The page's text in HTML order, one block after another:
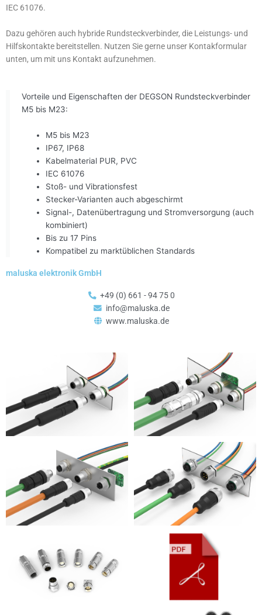
IEC 61076.
Dazu gehören auch hybride Rundsteckverbinder, die Leistungs- und
Hilfskontakte bereitstellen. Nutzen Sie gerne unser Kontakformular
unten, um mit uns Kontakt aufzunehmen.
Vorteile und Eigenschaften der DEGSON Rundsteckverbinder
M5 bis M23:
M5 bis M23
IP67, IP68
Kabelmaterial PUR, PVC
IEC 61076
Stoß- und Vibrationsfest
Stecker-Varianten auch abgeschirmt
Signal-, Datenübertragung und Stromversorgung (auch
kombiniert)
Bis zu 17 Pins
Kompatibel zu marktüblichen Standards
maluska elektronik GmbH
+49 (0) 661 - 94 75 0
info@maluska.de
www.maluska.de